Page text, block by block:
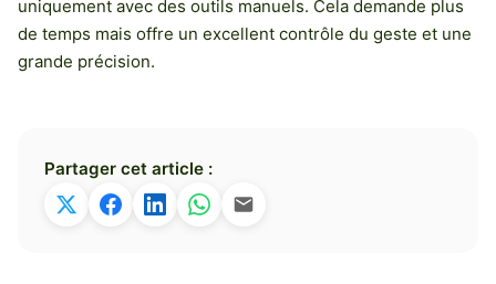
uniquement avec des outils manuels. Cela demande plus
de temps mais offre un excellent contrôle du geste et une
grande précision.
Partager cet article :